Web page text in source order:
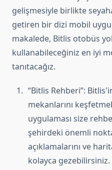
gelişmesiyle birlikte
getiren bir dizi mobil
makalede, Bitlis otobüs
kullanabileceğiniz en iyi
tanıtacağız.
“Bitlis Rehberi”:
mekanlarını
uygulaması size
şehirdeki önemli
açıklamalarını ve
kolayca gezebilirsiniz.